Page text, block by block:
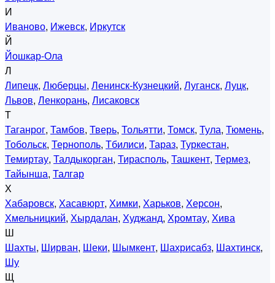
И
Иваново, Ижевск, Иркутск
Й
Йошкар-Ола
Л
Липецк, Люберцы, Ленинск-Кузнецкий, Луганск, Луцк,
Львов, Ленкорань, Лисаковск
Т
Таганрог, Тамбов, Тверь, Тольятти, Томск, Тула, Тюмень,
Тобольск, Тернополь, Тбилиси, Тараз, Туркестан,
Темиртау, Талдыкорган, Тирасполь, Ташкент, Термез,
Тайынша, Талгар
Х
Хабаровск, Хасавюрт, Химки, Харьков, Херсон,
Хмельницкий, Хырдалан, Худжанд, Хромтау, Хива
Ш
Шахты, Ширван, Шеки, Шымкент, Шахрисабз, Шахтинск,
Шу
Щ